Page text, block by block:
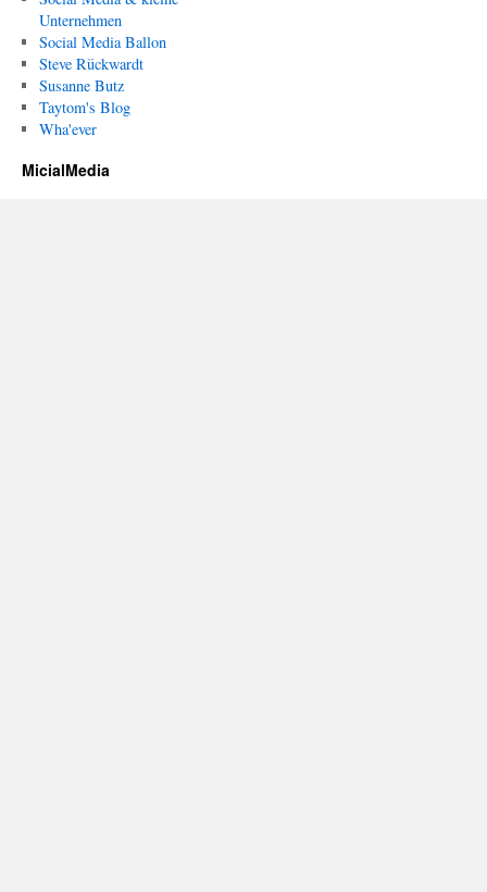
Unternehmen
Social Media Ballon
Steve Rückwardt
Susanne Butz
Taytom's Blog
Wha'ever
MicialMedia